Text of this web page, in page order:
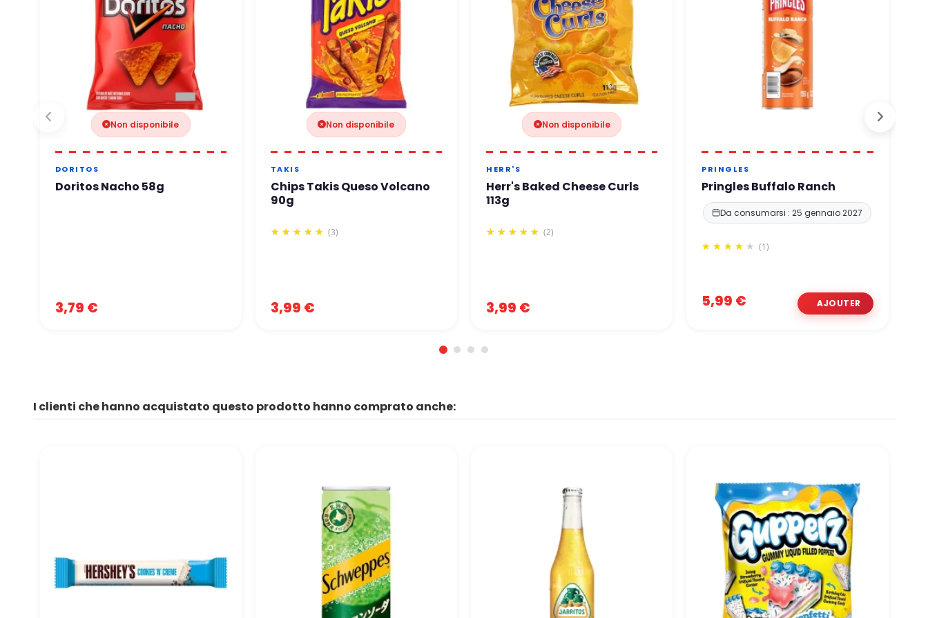
Non disponibile
DORITOS
Doritos Nacho 58g
3,79 €
Non disponibile
TAKIS
Chips Takis Queso Volcano
90g
(3)
3,99 €
Non disponibile
HERR'S
Herr's Baked Cheese Curls
113g
(2)
3,99 €
PRINGLES
Pringles Buffalo Ranch
Da consumarsi : 25 gennaio 2027
(1)
5,99 €
I clienti che hanno acquistato questo prodotto hanno comprato anche: